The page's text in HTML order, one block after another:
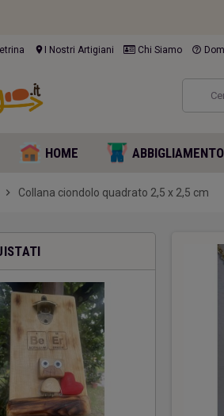
location_on I Nostri Artigiani Chi Siamo help_outline
HOME ABBIGLIAMENTO
chevron_right Collana ciondolo quadrato 2,5 x 2,5 cm